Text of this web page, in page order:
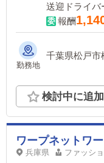
送迎ドライバ
報酬
勤務地
千葉県松戸市
検討中に追加
ワープネットワ
兵庫県 ファッシ